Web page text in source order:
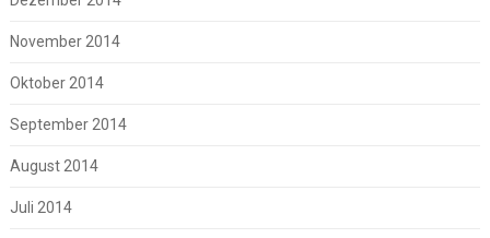
November 2014
Oktober 2014
September 2014
August 2014
Juli 2014